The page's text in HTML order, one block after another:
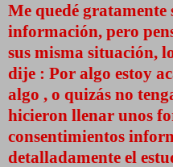
Me quedé gratamente
información, pero
sus misma situación,
dije : Por algo estoy
algo , o quizás no
hicieron llenar unos
consentimientos
detalladamente el